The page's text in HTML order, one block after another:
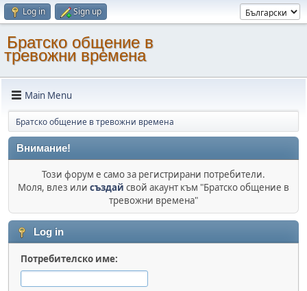
Log in Sign up
Братско общение в
тревожни времена
Main Menu
Братско общение в тревожни времена
Внимание!
Този форум е само за регистрирани потребители.
Моля, влез или създай свой акаунт към "Братско общение в
тревожни времена"
Log in
Потребителско име: